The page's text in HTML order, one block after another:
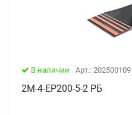
В наличии Арт.: 202500109
2М-4-ЕР200-5-2 РБ